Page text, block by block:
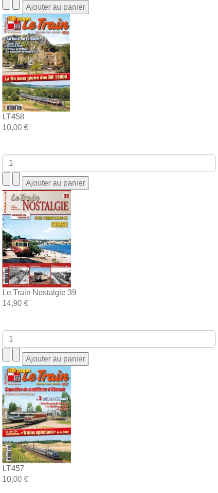
LT458
10,00 €
Le Train Nostalgie 39
14,90 €
LT457
10,00 €